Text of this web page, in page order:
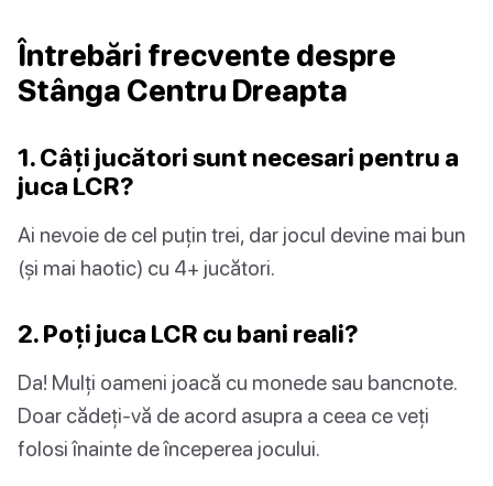
Întrebări frecvente despre
Stânga Centru Dreapta
1. Câți jucători sunt necesari pentru a
juca LCR?
Ai nevoie de cel puțin trei, dar jocul devine mai bun
(și mai haotic) cu 4+ jucători.
2. Poți juca LCR cu bani reali?
Da! Mulți oameni joacă cu monede sau bancnote.
Doar cădeți-vă de acord asupra a ceea ce veți
folosi înainte de începerea jocului.